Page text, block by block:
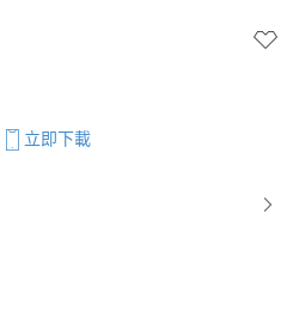
立即下載